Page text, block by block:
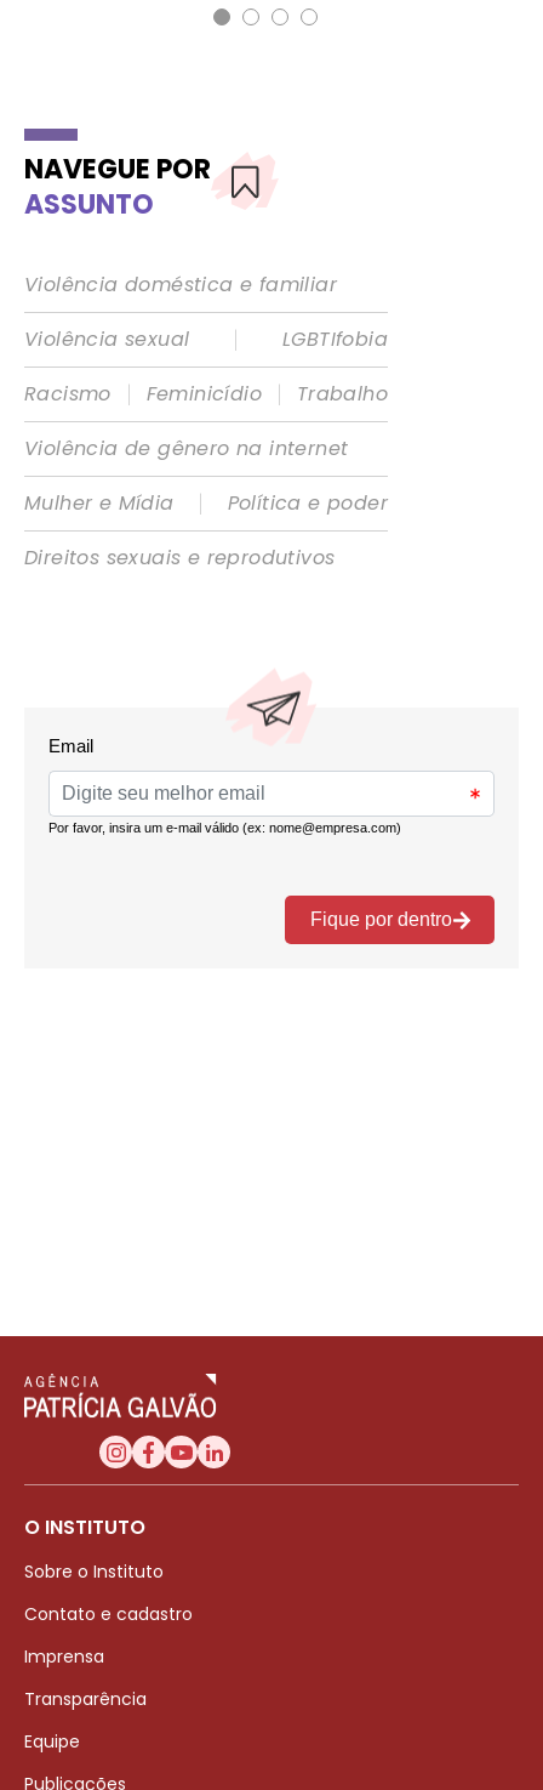
NAVEGUE POR
ASSUNTO
Violência doméstica e familiar
Violência sexual
|
LGBTIfobia
Racismo
| Feminicídio |
Trabalho
Violência de gênero na internet
Mulher e Mídia
|
Política e poder
Direitos sexuais e reprodutivos
O INSTITUTO
Sobre o Instituto
Contato e cadastro
Imprensa
Transparência
Equipe
Publicações